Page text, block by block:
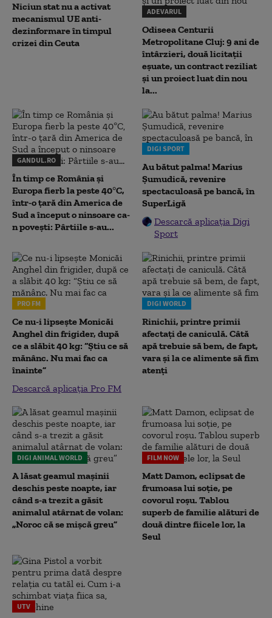
Niciun stat nu a activat
mecanismul UE anti-
dezinformare în timpul
crizei din Ceuta
ADEVARUL
Odiseea Centurii
Metropolitane Cluj: 9 ani de
întârzieri, două licitații
eșuate, un contract reziliat
și un proiect luat din nou
la...
GANDUL.RO
În timp ce România și
Europa fierb la peste 40°C,
într-o țară din America de
Sud a început o ninsoare ca-
n povești: Pârtiile s-au...
DIGI SPORT
Au bătut palma! Marius
Șumudică, revenire
spectaculoasă pe bancă, în
SuperLigă
Descarcă aplicația Digi
Sport
PRO FM
Ce nu-i lipsește Monicăi
Anghel din frigider, după
ce a slăbit 40 kg: “Știu ce să
mănânc. Nu mai fac ca
înainte”
Descarcă aplicația Pro FM
DIGI WORLD
Rinichii, printre primii
afectați de caniculă. Câtă
apă trebuie să bem, de fapt,
vara și la ce alimente să fim
atenți
DIGI ANIMAL WORLD
A lăsat geamul mașinii
deschis peste noapte, iar
când s-a trezit a găsit
animalul atârnat de volan:
„Noroc că se mișcă greu”
FILM NOW
Matt Damon, eclipsat de
frumoasa lui soție, pe
covorul roșu. Tablou
superb de familie alături de
două dintre fiicele lor, la
Seul
UTV